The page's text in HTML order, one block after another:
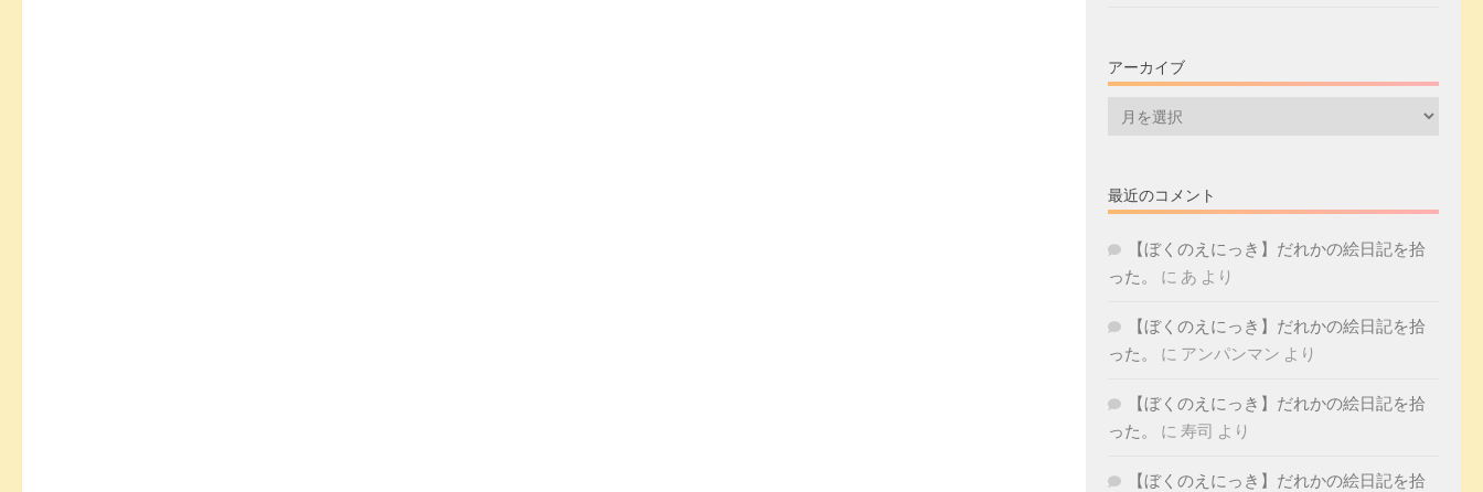
アーカイブ
イ
ブ
最近のコメント
【ぼくのえにっき】だれかの絵日記を拾
った。
に あ より
【ぼくのえにっき】だれかの絵日記を拾
った。
に アンパンマン より
【ぼくのえにっき】だれかの絵日記を拾
った。
に 寿司 より
【ぼくのえにっき】だれかの絵日記を拾